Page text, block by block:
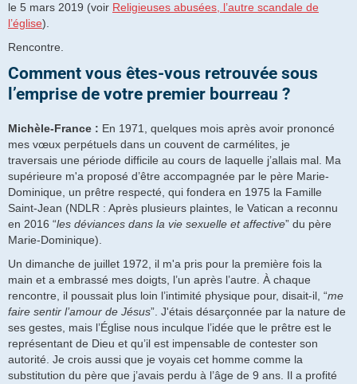
le 5 mars 2019 (voir Religieuses abusées, l’autre scandale de
l’église).
Rencontre.
Comment vous êtes-vous retrouvée sous
l’emprise de votre premier bourreau ?
Michèle-France : En 1971, quelques mois après avoir prononcé
mes vœux perpétuels dans un couvent de carmélites, je
traversais une période difficile au cours de laquelle j’allais mal. Ma
supérieure m'a proposé d’être accompagnée par le père Marie-
Dominique, un prêtre respecté, qui fondera en 1975 la Famille
Saint-Jean (NDLR : Après plusieurs plaintes, le Vatican a reconnu
en 2016 “les déviances dans la vie sexuelle et affective” du père
Marie-Dominique).
Un dimanche de juillet 1972, il m'a pris pour la première fois la
main et a embrassé mes doigts, l’un après l’autre. À chaque
rencontre, il poussait plus loin l’intimité physique pour, disait-il, “me
faire sentir l’amour de Jésus”. J'étais désarçonnée par la nature de
ses gestes, mais l’Église nous inculque l’idée que le prêtre est le
représentant de Dieu et qu’il est impensable de contester son
autorité. Je crois aussi que je voyais cet homme comme la
substitution du père que j’avais perdu à l’âge de 9 ans. Il a profité